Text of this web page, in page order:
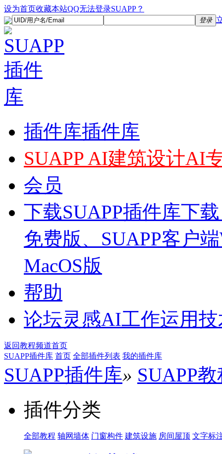
设为首页收藏本站QQ无法登录SUAPP？
登录
插件库插件库
SUAPP AI建筑设计AI
会员
下载SUAPP插件库下
免费版、SUAPP客户
MacOS版
帮助
论坛灵感AI工作运用
返回教程频道首页
SUAPP插件库 首页 全部插件列表 我的插件库
SUAPP插件库» SUAPP
插件分类
全部教程 轴网墙体 门窗构件 建筑设施 房间屋顶 文字标